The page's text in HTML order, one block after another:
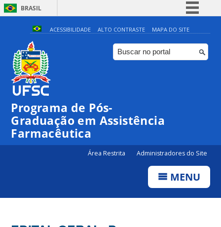
BRASIL
Simplifique!
Comunica BR
Participe
ACESSIBILIDADE ALTO CONTRASTE MAPA DO SITE
Programa de Pós-
Graduação em Assistência
Farmacêutica
Área Restrita Administradores do Site
MENU